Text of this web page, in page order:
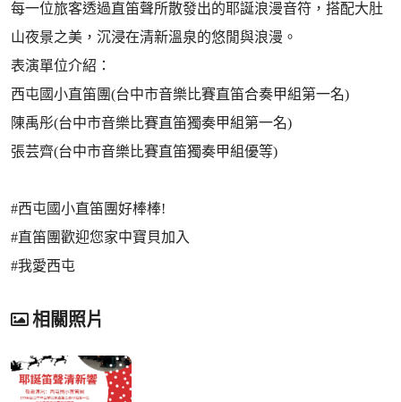
每一位旅客透過直笛聲所散發出的耶誕浪漫音符，搭配大肚
山夜景之美，沉浸在清新溫泉的悠閒與浪漫。
表演單位介紹：
西屯國小直笛團(台中市音樂比賽直笛合奏甲組第一名)
陳禹彤(台中市音樂比賽直笛獨奏甲組第一名)
張芸齊(台中市音樂比賽直笛獨奏甲組優等)
#西屯國小直笛團好棒棒!
#直笛團歡迎您家中寶貝加入
#我愛西屯
相關照片